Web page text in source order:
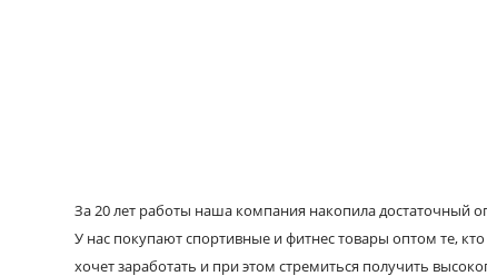
За 20 лет работы наша компания накопила достаточный
У нас покупают спортивные и фитнес товары оптом те,
хочет заработать и при этом стремиться получить